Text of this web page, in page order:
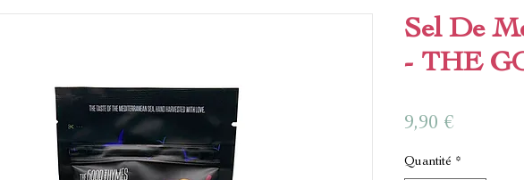
Sel De
- THE
9,90 €Prix
Quantité *